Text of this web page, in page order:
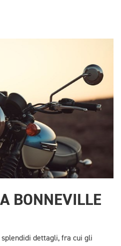
BONNEVILLE
dettagli, fra cui gli